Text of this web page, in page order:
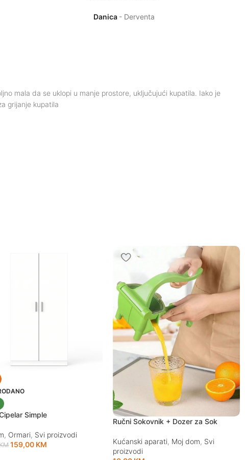
Danica Derventa
mala da se uklopi u manje prostore, uključujući kupatila. Iako je
grijanje kupatila
Simple
, Ormari, Svi proizvodi
159,00 KM
Ručni Sokovnik + Dozer za Sok
Kućanski aparati, Moj dom, Svi
proizvodi